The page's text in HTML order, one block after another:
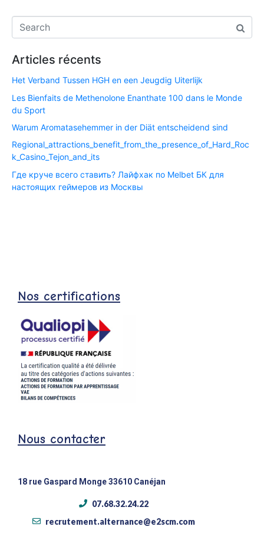
Articles récents
Het Verband Tussen HGH en een Jeugdig Uiterlijk
Les Bienfaits de Methenolone Enanthate 100 dans le Monde
du Sport
Warum Aromatasehemmer in der Diät entscheidend sind
Regional_attractions_benefit_from_the_presence_of_Hard_Roc
k_Casino_Tejon_and_its
Где круче всего ставить? Лайфхак по Melbet БК для
настоящих геймеров из Москвы
Nos certifications
Nous contacter
18 rue Gaspard Monge 33610 Canéjan
07.68.32.24.22
recrutement.alternance@e2scm.com